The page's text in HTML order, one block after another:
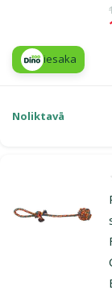
iesaka
Noliktavā